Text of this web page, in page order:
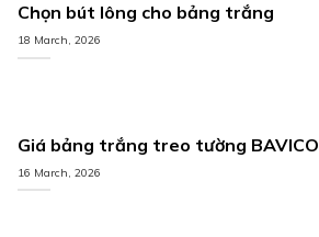
Chọn bút lông cho bảng trắng
18 March, 2026
Giá bảng trắng treo tường BAVICO
16 March, 2026